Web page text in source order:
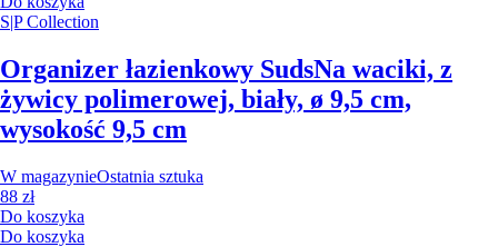
S|P Collection
Organizer łazienkowy SudsNa waciki, z
żywicy polimerowej, biały, ø 9,5 cm,
wysokość 9,5 cm
W magazynieOstatnia sztuka
88 zł
Do koszyka
Do koszyka